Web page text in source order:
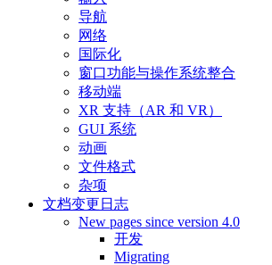
导航
网络
国际化
窗口功能与操作系统整合
移动端
XR 支持（AR 和 VR）
GUI 系统
动画
文件格式
杂项
文档变更日志
New pages since version 4.0
开发
Migrating